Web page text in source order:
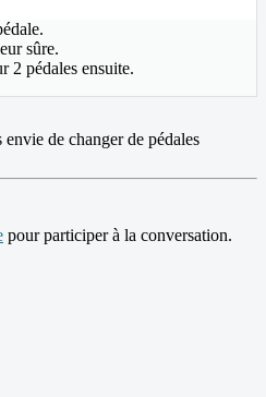
sûre.
2 pédales ensuite.
de changer de pédales
pour participer à la conversation.